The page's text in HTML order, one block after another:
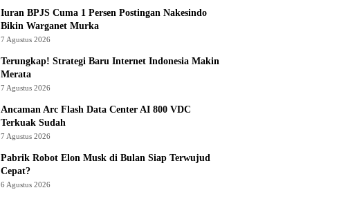
Iuran BPJS Cuma 1 Persen Postingan Nakesindo
Bikin Warganet Murka
7 Agustus 2026
Terungkap! Strategi Baru Internet Indonesia Makin
Merata
7 Agustus 2026
Ancaman Arc Flash Data Center AI 800 VDC
Terkuak Sudah
7 Agustus 2026
Pabrik Robot Elon Musk di Bulan Siap Terwujud
Cepat?
6 Agustus 2026